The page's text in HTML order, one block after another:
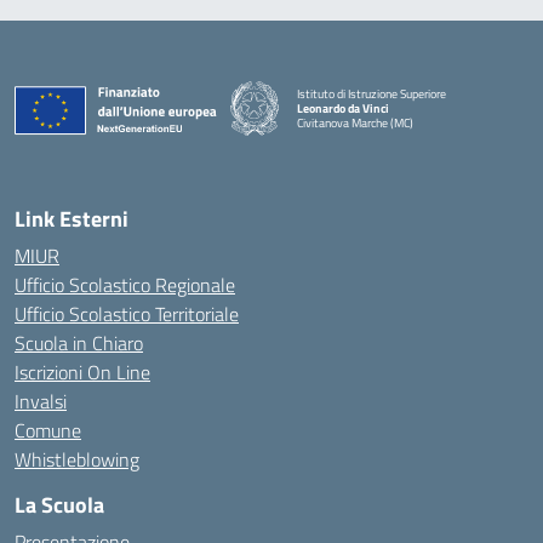
Istituto di Istruzione Superiore
Leonardo da Vinci
Civitanova Marche (MC)
Link Esterni
MIUR
Ufficio Scolastico Regionale
Ufficio Scolastico Territoriale
Scuola in Chiaro
Iscrizioni On Line
Invalsi
Comune
Whistleblowing
La Scuola